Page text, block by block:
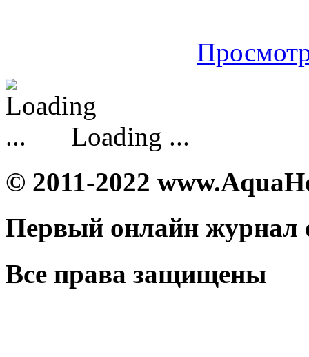
Loading ...
© 2011-2022
Первый онлайн журнал
Все права защищены